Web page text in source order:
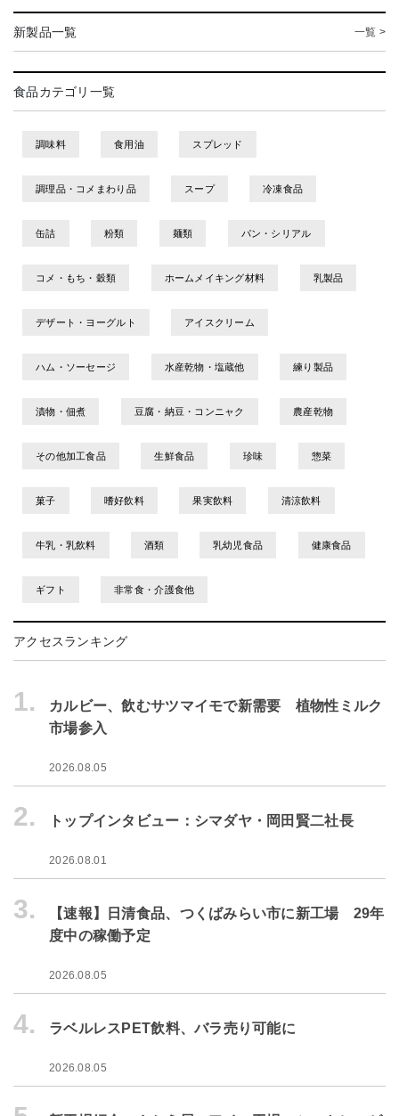
新製品一覧 一覧 >
食品カテゴリ一覧
調味料 食用油 スプレッド
調理品・コメまわり品 スープ 冷凍食品
缶詰 粉類 麺類 パン・シリアル
コメ・もち・穀類 ホームメイキング材料 乳製品
デザート・ヨーグルト アイスクリーム
ハム・ソーセージ 水産乾物・塩蔵他 練り製品
漬物・佃煮 豆腐・納豆・コンニャク 農産乾物
その他加工食品 生鮮食品 珍味 惣菜
菓子 嗜好飲料 果実飲料 清涼飲料
牛乳・乳飲料 酒類 乳幼児食品 健康食品
ギフト 非常食・介護食他
アクセスランキング
1.
カルビー、飲むサツマイモで新需要 植物性ミルク
市場参入
2026.08.05
2. トップインタビュー：シマダヤ・岡田賢二社長
2026.08.01
3.
【速報】日清食品、つくばみらい市に新工場 29年
度中の稼働予定
2026.08.05
4. ラベルレスPET飲料、バラ売り可能に
2026.08.05